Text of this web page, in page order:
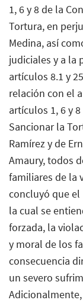
1, 6 y 8 de la
Tortura, en
Medina, así
judiciales y a la
artículos 8.1 y
relación con el
artículos 1, 6 y
Sancionar la
Ramírez y de
Amaury, todos
familiares de la
concluyó que
la cual se
forzada, la
y moral de los
consecuencia
un severo